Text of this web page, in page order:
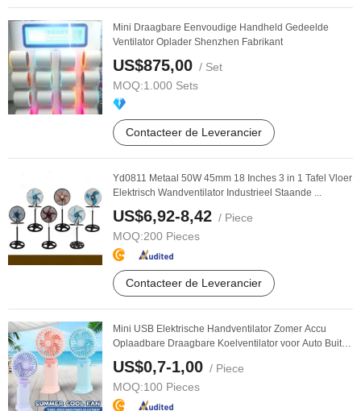
Mini Draagbare Eenvoudige Handheld Gedeelde
Ventilator Oplader Shenzhen Fabrikant
US$875,00 / Set
MOQ:1.000 Sets
Contacteer de Leverancier
Yd0811 Metaal 50W 45mm 18 Inches 3 in 1 Tafel Vloer
Elektrisch Wandventilator Industrieel Staande ...
US$6,92-8,42 / Piece
MOQ:200 Pieces
Contacteer de Leverancier
Mini USB Elektrische Handventilator Zomer Accu
Oplaadbare Draagbare Koelventilator voor Auto Buiten
US$0,7-1,00 / Piece
MOQ:100 Pieces